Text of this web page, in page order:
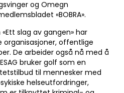
og Omegn
«BOBRA».
slag av gangen» har
organisasjoner, offentlige
De arbeider også nå med å
bruker golf som en
til mennesker med
helseutfordringer,